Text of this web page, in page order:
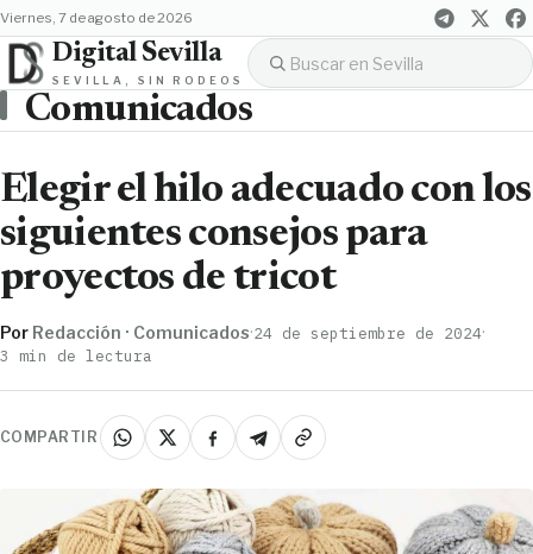
viernes, 7 de agosto de 2026
Digital Sevilla
SEVILLA, SIN RODEOS
Comunicados
Elegir el hilo adecuado con los
siguientes consejos para
proyectos de tricot
Por Redacción · Comunicados·24 de septiembre de 2024·
3 min de lectura
COMPARTIR